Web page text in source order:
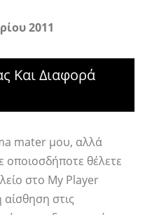
2011
Και Διαφορά
mater μου, αλλά
οποιοσδήποτε θέλετε
στο My Player
στις